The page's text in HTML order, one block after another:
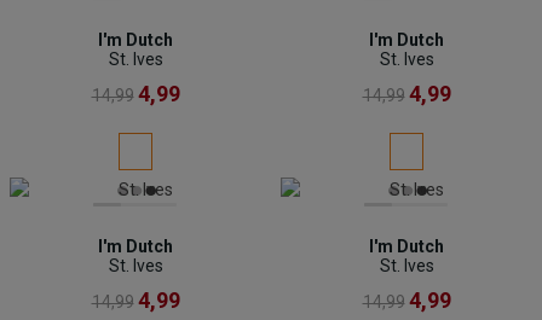
I'm Dutch
St. Ives
14,99 4,99
I'm Dutch
St. Ives
14,99 4,99
I'm Dutch
St. Ives
14,99 4,99
I'm Dutch
St. Ives
14,99 4,99